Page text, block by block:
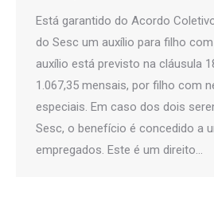
Está garantido do Acordo
do Sesc um auxílio para filho
auxílio está previsto na cláusula
1.067,35 mensais, por filho com
especiais. Em caso dos dois
Sesc, o benefício é concedido a
empregados. Este é um direito…